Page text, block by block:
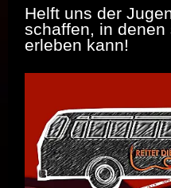
Helft uns der
schaffen, in
erleben kann!